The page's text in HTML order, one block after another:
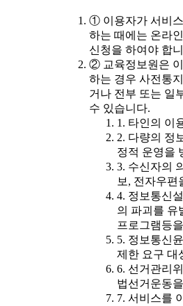
① 이용자가 서비
하는 때에는 온라
신청을 하여야 합
② 교육정보원은
하는 경우 사전통
거나 전부 또는 일
수 있습니다.
1. 타인의 이
2. 다량의 정
정적 운영을
3. 수신자의
보, 전자우편
4. 정보통신
의 파괴를 유
프로그램등
5. 정보통신
제한 요구 대
6. 선거관리
법선거운동
7. 서비스를